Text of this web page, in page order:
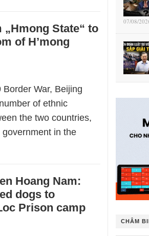
State“ to
of H’mong
War, Beijing
of ethnic
the two countries,
in the
Hoang Nam:
dogs to
Prison camp
07/08/
CHÂM